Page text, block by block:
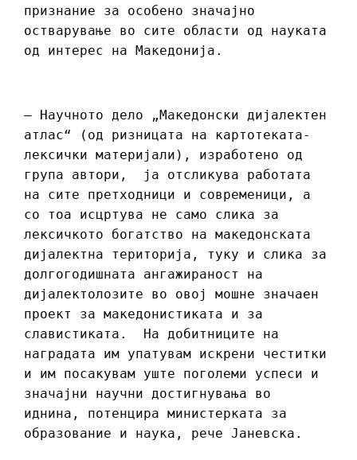
признание за особено значајно
остварување во сите области од науката
од интерес на Македонија.
– Научното дело „Македонски дијалектен
атлас“ (од ризницата на картотеката-
лексички материјали), изработено од
група автори, ја отсликува работата
на сите претходници и современици, а
со тоа исцртува не само слика за
лексичкото богатство на македонската
дијалектна територија, туку и слика за
долгогодишната ангажираност на
дијалектолозите во овој мошне значаен
проект за македонистиката и за
славистиката. На добитниците на
наградата им упатувам искрени честитки
и им посакувам уште поголеми успеси и
значајни научни достигнувања во
иднина, потенцира министерката за
образование и наука, рече Јаневска.